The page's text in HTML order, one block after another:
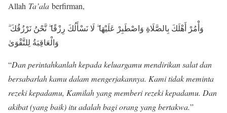
Allah Ta’ala berfirman,
وَأْمُرْ أَهْلَكَ بِالصَّلَاةِ وَاصْطَبِرْ عَلَيْهَا ۖ لَا نَسْأَلُكَ رِزْقًا ۖ نَّحْنُ نَرْزُقُكَ ۗ
وَالْعَاقِبَةُ لِلتَّقْوَىٰ
“Dan perintahkanlah kepada keluargamu mendirikan salat dan
bersabarlah kamu dalam mengerjakannya. Kami tidak meminta
rezeki kepadamu, Kamilah yang memberi rezeki kepadamu. Dan
akibat (yang baik) itu adalah bagi orang yang bertakwa.”